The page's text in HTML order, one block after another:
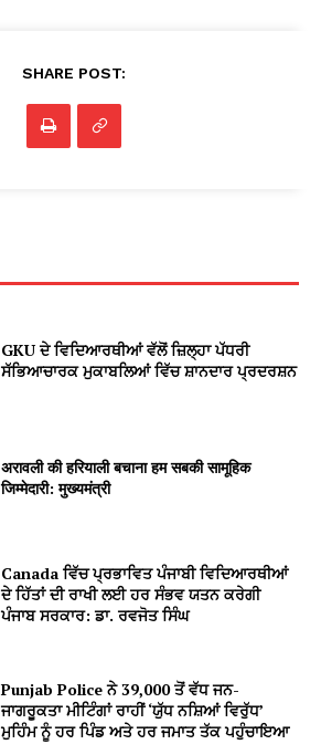
SHARE POST:
GKU ਦੇ ਵਿਦਿਆਰਥੀਆਂ ਵੱਲੋਂ ਜ਼ਿਲ੍ਹਾ ਪੱਧਰੀ
ਸੱਭਿਆਚਾਰਕ ਮੁਕਾਬਲਿਆਂ ਵਿੱਚ ਸ਼ਾਨਦਾਰ ਪ੍ਰਦਰਸ਼ਨ
अरावली की हरियाली बचाना हम सबकी सामूहिक
जिम्मेदारी: मुख्यमंत्री
Canada ਵਿੱਚ ਪ੍ਰਭਾਵਿਤ ਪੰਜਾਬੀ ਵਿਦਿਆਰਥੀਆਂ
ਦੇ ਹਿੱਤਾਂ ਦੀ ਰਾਖੀ ਲਈ ਹਰ ਸੰਭਵ ਯਤਨ ਕਰੇਗੀ
ਪੰਜਾਬ ਸਰਕਾਰ: ਡਾ. ਰਵਜੋਤ ਸਿੰਘ
Punjab Police ਨੇ 39,000 ਤੋਂ ਵੱਧ ਜਨ-
ਜਾਗਰੂਕਤਾ ਮੀਟਿੰਗਾਂ ਰਾਹੀਂ ‘ਯੁੱਧ ਨਸ਼ਿਆਂ ਵਿਰੁੱਧ’
ਮੁਹਿੰਮ ਨੂੰ ਹਰ ਪਿੰਡ ਅਤੇ ਹਰ ਜਮਾਤ ਤੱਕ ਪਹੁੰਚਾਇਆ